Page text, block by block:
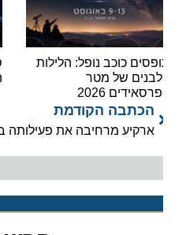
כוכב נופל: הלילות
של מטר
2026
הכתבה הקודמת
ארקיע מרחיבה את פעילותה